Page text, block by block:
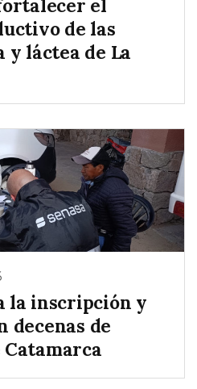
el
de las
y láctea de La
la inscripción y
decenas de